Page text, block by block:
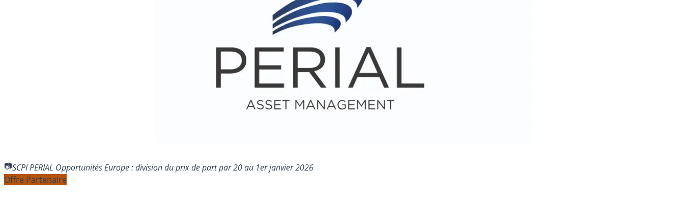
SCPI PERIAL Opportunités Europe : division du prix de part par 20 au 1er janvier 2026
Offre Partenaire